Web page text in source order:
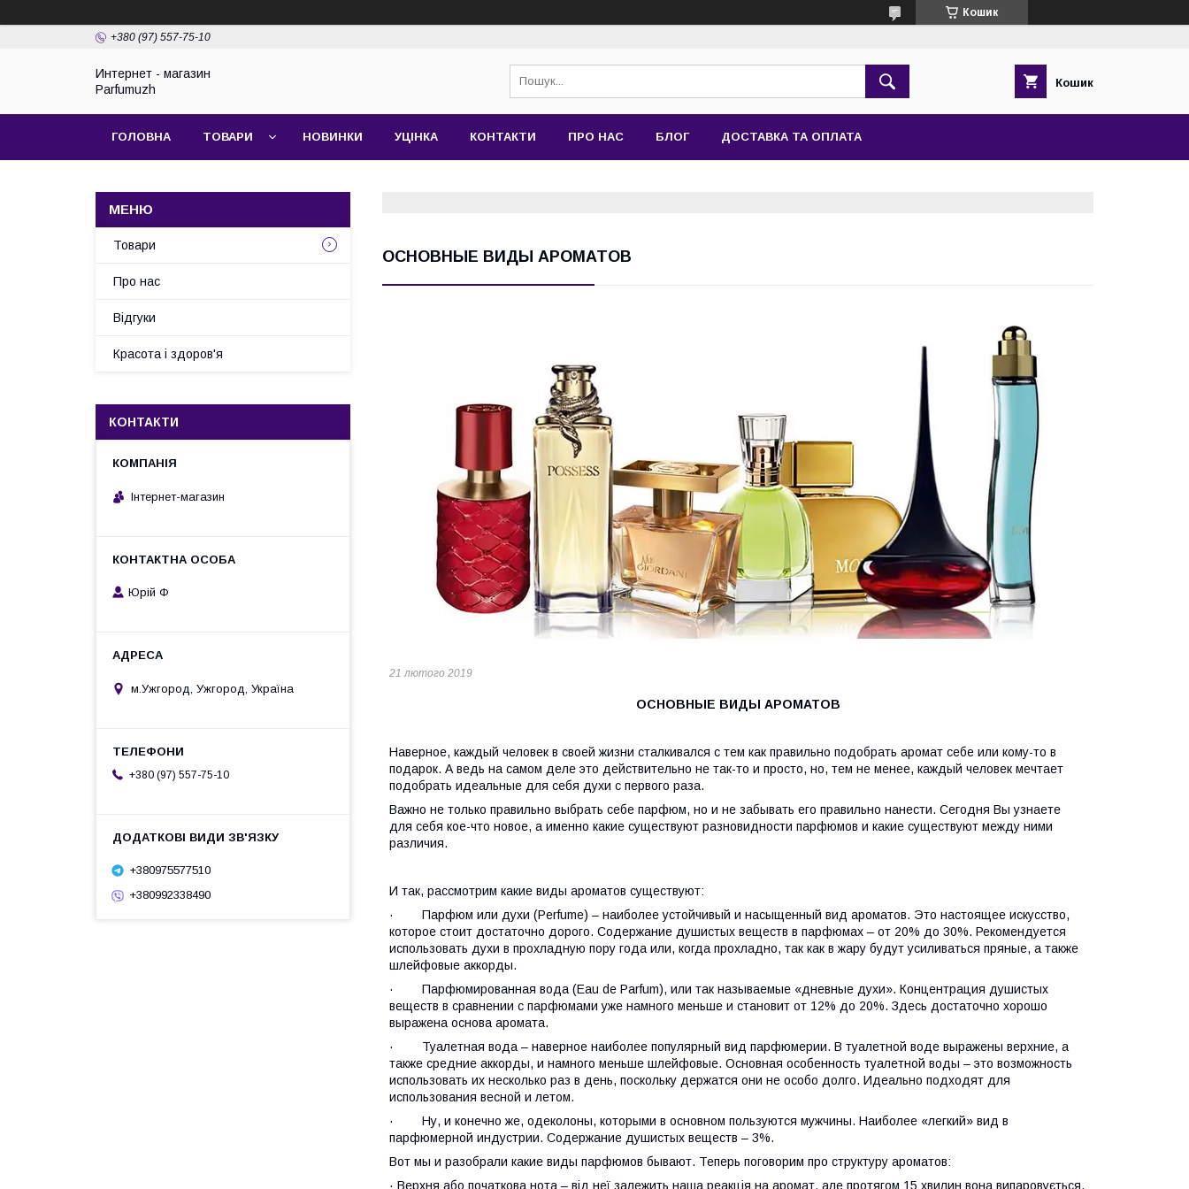
Кошик
+380 (97) 557-75-10
Интернет - магазин
Parfumuzh
Кошик
ГОЛОВНА ТОВАРИ НОВИНКИ УЦІНКА КОНТАКТИ ПРО НАС БЛОГ ДОСТАВКА ТА ОПЛАТА
ОСНОВНЫЕ ВИДЫ АРОМАТОВ
21 лютого 2019
ОСНОВНЫЕ ВИДЫ АРОМАТОВ
Наверное, каждый человек в своей жизни сталкивался с тем как правильно подобрать аромат себе или кому-то в
подарок. А ведь на самом деле это действительно не так-то и просто, но, тем не менее, каждый человек мечтает
подобрать идеальные для себя духи с первого раза.
Важно не только правильно выбрать себе парфюм, но и не забывать его правильно нанести. Сегодня Вы узнаете
для себя кое-что новое, а именно какие существуют разновидности парфюмов и какие существуют между ними
различия.
И так, рассмотрим какие виды ароматов существуют:
· Парфюм или духи (Perfume) – наиболее устойчивый и насыщенный вид ароматов. Это настоящее искусство,
которое стоит достаточно дорого. Содержание душистых веществ в парфюмах – от 20% до 30%. Рекомендуется
использовать духи в прохладную пору года или, когда прохладно, так как в жару будут усиливаться пряные, а также
шлейфовые аккорды.
· Парфюмированная вода (Eau de Parfum), или так называемые «дневные духи». Концентрация душистых
веществ в сравнении с парфюмами уже намного меньше и становит от 12% до 20%. Здесь достаточно хорошо
выражена основа аромата.
· Туалетная вода – наверное наиболее популярный вид парфюмерии. В туалетной воде выражены верхние, а
также средние аккорды, и намного меньше шлейфовые. Основная особенность туалетной воды – это возможность
использовать их несколько раз в день, поскольку держатся они не особо долго. Идеально подходят для
использования весной и летом.
· Ну, и конечно же, одеколоны, которыми в основном пользуются мужчины. Наиболее «легкий» вид в
парфюмерной индустрии. Содержание душистых веществ – 3%.
Вот мы и разобрали какие виды парфюмов бывают. Теперь поговорим про структуру ароматов:
· Верхня або початкова нота – від неї залежить наша реакція на аромат, але протягом 15 хвилин вона випаровується.
Товари
Про нас
Відгуки
Красота і здоров'я
КОНТАКТИ
Інтернет-магазин
Юрій Ф
м.Ужгород, Ужгород, Україна
+380 (97) 557-75-10
+380975577510
+380992338490